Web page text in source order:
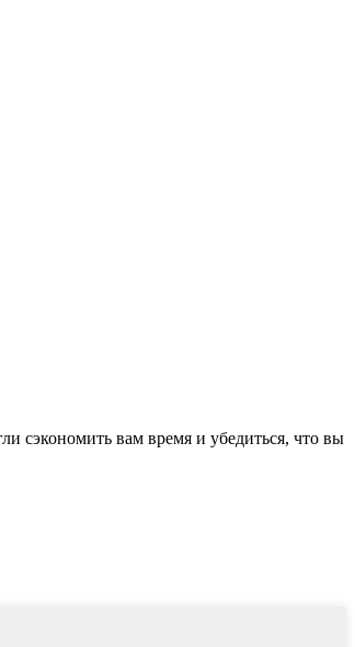
сэкономить вам время и убедиться, что вы